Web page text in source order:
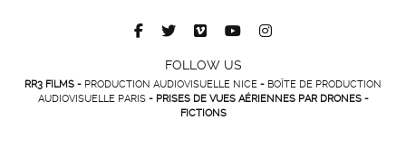
FOLLOW US
RR3 FILMS - PRODUCTION AUDIOVISUELLE NICE - BOÎTE DE PRODUCTION
AUDIOVISUELLE PARIS- PRISES DE VUES AÉRIENNES PAR DRONES -
FICTIONS